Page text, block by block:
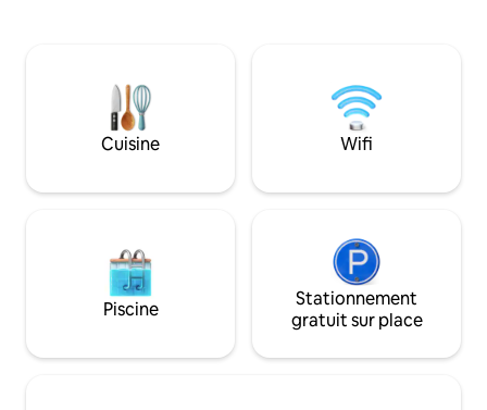
la lavadora y el termo de agua caliente.
Apartamento con entrada privada. Dos
plazas de garaje disponibles. Atención!!
La entrada a los garajes es estrecho,
4m70cms. Llaves electrónicas para
supermercado así como reservas para
restaurantes, paseos o visitas. Limpieza
diaria opcional, compra a demanda antes
de la llegada, reservas en restaurantes
restaurantes, rutas por el Pais Vasco y
de Saint-
inoubliable. Séjourner ici signifie avoir le
meilleur de San
seulement.
Cuisine Wifi
Piscine
Stationnement
gratuit sur place